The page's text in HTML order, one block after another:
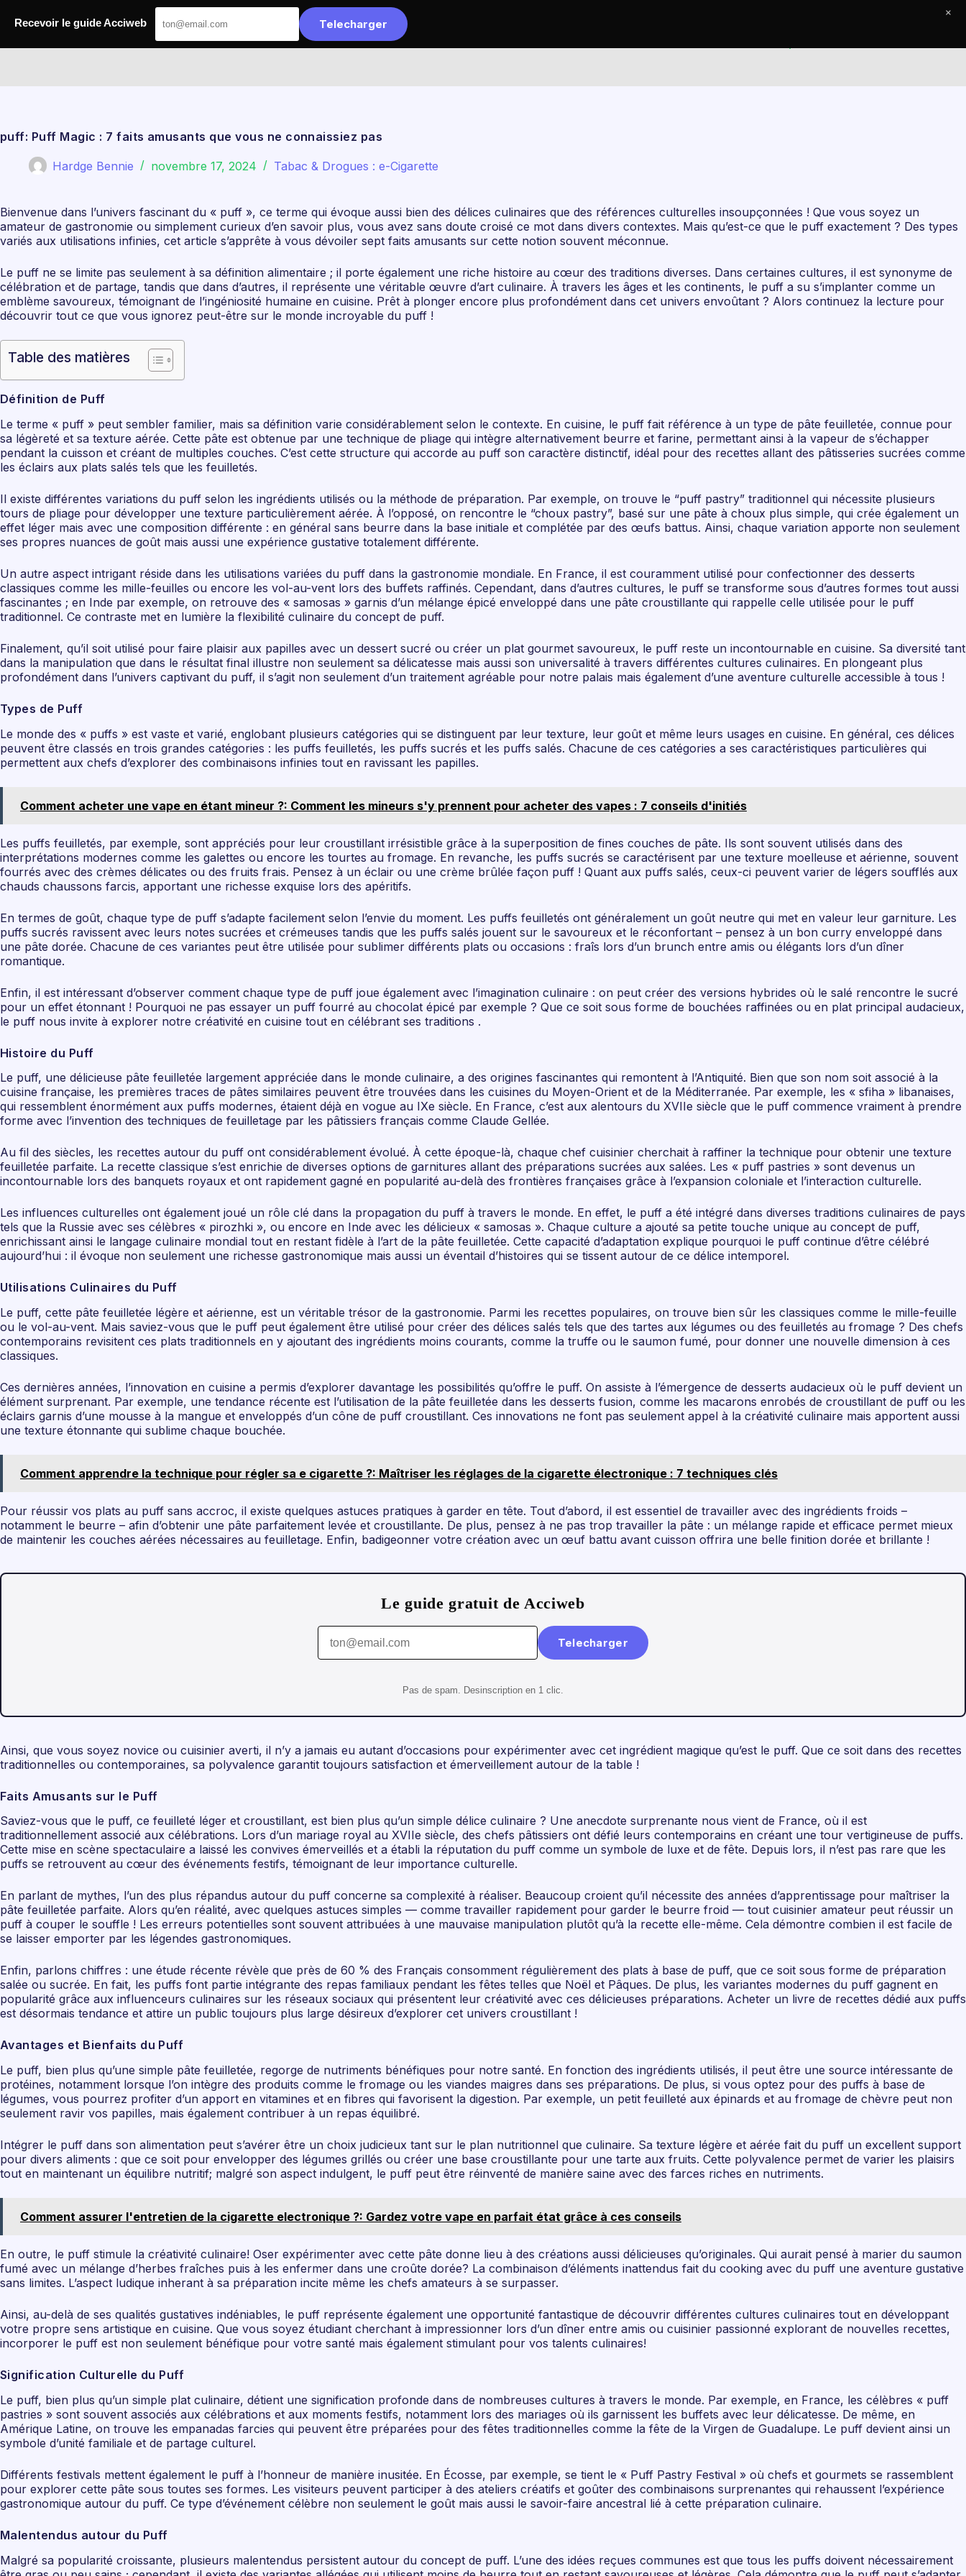
puff: Puff Magic : 7 faits amusants que vous ne connaissiez pas
Hardge Bennie novembre 17, 2024 Tabac & Drogues : e-Cigarette
Bienvenue dans l’univers fascinant du « puff », ce terme qui évoque aussi bien des délices culinaires que des références culturelles insoupçonnées ! Que vous soyez un
amateur de gastronomie ou simplement curieux d’en savoir plus, vous avez sans doute croisé ce mot dans divers contextes. Mais qu’est-ce que le puff exactement ? Des types
variés aux utilisations infinies, cet article s’apprête à vous dévoiler sept faits amusants sur cette notion souvent méconnue.
Le puff ne se limite pas seulement à sa définition alimentaire ; il porte également une riche histoire au cœur des traditions diverses. Dans certaines cultures, il est synonyme de
célébration et de partage, tandis que dans d’autres, il représente une véritable œuvre d’art culinaire. À travers les âges et les continents, le puff a su s’implanter comme un
emblème savoureux, témoignant de l’ingéniosité humaine en cuisine. Prêt à plonger encore plus profondément dans cet univers envoûtant ? Alors continuez la lecture pour
découvrir tout ce que vous ignorez peut-être sur le monde incroyable du puff !
Table des matières
Définition de Puff
Le terme « puff » peut sembler familier, mais sa définition varie considérablement selon le contexte. En cuisine, le puff fait référence à un type de pâte feuilletée, connue pour
sa légèreté et sa texture aérée. Cette pâte est obtenue par une technique de pliage qui intègre alternativement beurre et farine, permettant ainsi à la vapeur de s’échapper
pendant la cuisson et créant de multiples couches. C’est cette structure qui accorde au puff son caractère distinctif, idéal pour des recettes allant des pâtisseries sucrées comme
les éclairs aux plats salés tels que les feuilletés.
Il existe différentes variations du puff selon les ingrédients utilisés ou la méthode de préparation. Par exemple, on trouve le “puff pastry” traditionnel qui nécessite plusieurs
tours de pliage pour développer une texture particulièrement aérée. À l’opposé, on rencontre le “choux pastry”, basé sur une pâte à choux plus simple, qui crée également un
effet léger mais avec une composition différente : en général sans beurre dans la base initiale et complétée par des œufs battus. Ainsi, chaque variation apporte non seulement
ses propres nuances de goût mais aussi une expérience gustative totalement différente.
Un autre aspect intrigant réside dans les utilisations variées du puff dans la gastronomie mondiale. En France, il est couramment utilisé pour confectionner des desserts
classiques comme les mille-feuilles ou encore les vol-au-vent lors des buffets raffinés. Cependant, dans d’autres cultures, le puff se transforme sous d’autres formes tout aussi
fascinantes ; en Inde par exemple, on retrouve des « samosas » garnis d’un mélange épicé enveloppé dans une pâte croustillante qui rappelle celle utilisée pour le puff
traditionnel. Ce contraste met en lumière la flexibilité culinaire du concept de puff.
Finalement, qu’il soit utilisé pour faire plaisir aux papilles avec un dessert sucré ou créer un plat gourmet savoureux, le puff reste un incontournable en cuisine. Sa diversité tant
dans la manipulation que dans le résultat final illustre non seulement sa délicatesse mais aussi son universalité à travers différentes cultures culinaires. En plongeant plus
profondément dans l’univers captivant du puff, il s’agit non seulement d’un traitement agréable pour notre palais mais également d’une aventure culturelle accessible à tous !
Types de Puff
Le monde des « puffs » est vaste et varié, englobant plusieurs catégories qui se distinguent par leur texture, leur goût et même leurs usages en cuisine. En général, ces délices
peuvent être classés en trois grandes catégories : les puffs feuilletés, les puffs sucrés et les puffs salés. Chacune de ces catégories a ses caractéristiques particulières qui
permettent aux chefs d’explorer des combinaisons infinies tout en ravissant les papilles.
Comment acheter une vape en étant mineur ?: Comment les mineurs s'y prennent pour acheter des vapes : 7 conseils d'initiés
Les puffs feuilletés, par exemple, sont appréciés pour leur croustillant irrésistible grâce à la superposition de fines couches de pâte. Ils sont souvent utilisés dans des
interprétations modernes comme les galettes ou encore les tourtes au fromage. En revanche, les puffs sucrés se caractérisent par une texture moelleuse et aérienne, souvent
fourrés avec des crèmes délicates ou des fruits frais. Pensez à un éclair ou une crème brûlée façon puff ! Quant aux puffs salés, ceux-ci peuvent varier de légers soufflés aux
chauds chaussons farcis, apportant une richesse exquise lors des apéritifs.
En termes de goût, chaque type de puff s’adapte facilement selon l’envie du moment. Les puffs feuilletés ont généralement un goût neutre qui met en valeur leur garniture. Les
puffs sucrés ravissent avec leurs notes sucrées et crémeuses tandis que les puffs salés jouent sur le savoureux et le réconfortant – pensez à un bon curry enveloppé dans
une pâte dorée. Chacune de ces variantes peut être utilisée pour sublimer différents plats ou occasions : fraîs lors d’un brunch entre amis ou élégants lors d’un dîner
romantique.
Enfin, il est intéressant d’observer comment chaque type de puff joue également avec l’imagination culinaire : on peut créer des versions hybrides où le salé rencontre le sucré
pour un effet étonnant ! Pourquoi ne pas essayer un puff fourré au chocolat épicé par exemple ? Que ce soit sous forme de bouchées raffinées ou en plat principal audacieux,
le puff nous invite à explorer notre créativité en cuisine tout en célébrant ses traditions .
Histoire du Puff
Le puff, une délicieuse pâte feuilletée largement appréciée dans le monde culinaire, a des origines fascinantes qui remontent à l’Antiquité. Bien que son nom soit associé à la
cuisine française, les premières traces de pâtes similaires peuvent être trouvées dans les cuisines du Moyen-Orient et de la Méditerranée. Par exemple, les « sfiha » libanaises,
qui ressemblent énormément aux puffs modernes, étaient déjà en vogue au IXe siècle. En France, c’est aux alentours du XVIIe siècle que le puff commence vraiment à prendre
forme avec l’invention des techniques de feuilletage par les pâtissiers français comme Claude Gellée.
Au fil des siècles, les recettes autour du puff ont considérablement évolué. À cette époque-là, chaque chef cuisinier cherchait à raffiner la technique pour obtenir une texture
feuilletée parfaite. La recette classique s’est enrichie de diverses options de garnitures allant des préparations sucrées aux salées. Les « puff pastries » sont devenus un
incontournable lors des banquets royaux et ont rapidement gagné en popularité au-delà des frontières françaises grâce à l’expansion coloniale et l’interaction culturelle.
Les influences culturelles ont également joué un rôle clé dans la propagation du puff à travers le monde. En effet, le puff a été intégré dans diverses traditions culinaires de pays
tels que la Russie avec ses célèbres « pirozhki », ou encore en Inde avec les délicieux « samosas ». Chaque culture a ajouté sa petite touche unique au concept de puff,
enrichissant ainsi le langage culinaire mondial tout en restant fidèle à l’art de la pâte feuilletée. Cette capacité d’adaptation explique pourquoi le puff continue d’être célébré
aujourd’hui : il évoque non seulement une richesse gastronomique mais aussi un éventail d’histoires qui se tissent autour de ce délice intemporel.
Utilisations Culinaires du Puff
Le puff, cette pâte feuilletée légère et aérienne, est un véritable trésor de la gastronomie. Parmi les recettes populaires, on trouve bien sûr les classiques comme le mille-feuille
ou le vol-au-vent. Mais saviez-vous que le puff peut également être utilisé pour créer des délices salés tels que des tartes aux légumes ou des feuilletés au fromage ? Des chefs
contemporains revisitent ces plats traditionnels en y ajoutant des ingrédients moins courants, comme la truffe ou le saumon fumé, pour donner une nouvelle dimension à ces
classiques.
Ces dernières années, l’innovation en cuisine a permis d’explorer davantage les possibilités qu’offre le puff. On assiste à l’émergence de desserts audacieux où le puff devient un
élément surprenant. Par exemple, une tendance récente est l’utilisation de la pâte feuilletée dans les desserts fusion, comme les macarons enrobés de croustillant de puff ou les
éclairs garnis d’une mousse à la mangue et enveloppés d’un cône de puff croustillant. Ces innovations ne font pas seulement appel à la créativité culinaire mais apportent aussi
une texture étonnante qui sublime chaque bouchée.
Comment apprendre la technique pour régler sa e cigarette ?: Maîtriser les réglages de la cigarette électronique : 7 techniques clés
Pour réussir vos plats au puff sans accroc, il existe quelques astuces pratiques à garder en tête. Tout d’abord, il est essentiel de travailler avec des ingrédients froids –
notamment le beurre – afin d’obtenir une pâte parfaitement levée et croustillante. De plus, pensez à ne pas trop travailler la pâte : un mélange rapide et efficace permet mieux
de maintenir les couches aérées nécessaires au feuilletage. Enfin, badigeonner votre création avec un œuf battu avant cuisson offrira une belle finition dorée et brillante !
Le guide gratuit de Acciweb
Telecharger
Pas de spam. Desinscription en 1 clic.
Ainsi, que vous soyez novice ou cuisinier averti, il n’y a jamais eu autant d’occasions pour expérimenter avec cet ingrédient magique qu’est le puff. Que ce soit dans des recettes
traditionnelles ou contemporaines, sa polyvalence garantit toujours satisfaction et émerveillement autour de la table !
Faits Amusants sur le Puff
Saviez-vous que le puff, ce feuilleté léger et croustillant, est bien plus qu’un simple délice culinaire ? Une anecdote surprenante nous vient de France, où il est
traditionnellement associé aux célébrations. Lors d’un mariage royal au XVIIe siècle, des chefs pâtissiers ont défié leurs contemporains en créant une tour vertigineuse de puffs.
Cette mise en scène spectaculaire a laissé les convives émerveillés et a établi la réputation du puff comme un symbole de luxe et de fête. Depuis lors, il n’est pas rare que les
puffs se retrouvent au cœur des événements festifs, témoignant de leur importance culturelle.
En parlant de mythes, l’un des plus répandus autour du puff concerne sa complexité à réaliser. Beaucoup croient qu’il nécessite des années d’apprentissage pour maîtriser la
pâte feuilletée parfaite. Alors qu’en réalité, avec quelques astuces simples — comme travailler rapidement pour garder le beurre froid — tout cuisinier amateur peut réussir un
puff à couper le souffle ! Les erreurs potentielles sont souvent attribuées à une mauvaise manipulation plutôt qu’à la recette elle-même. Cela démontre combien il est facile de
se laisser emporter par les légendes gastronomiques.
Enfin, parlons chiffres : une étude récente révèle que près de 60 % des Français consomment régulièrement des plats à base de puff, que ce soit sous forme de préparation
salée ou sucrée. En fait, les puffs font partie intégrante des repas familiaux pendant les fêtes telles que Noël et Pâques. De plus, les variantes modernes du puff gagnent en
popularité grâce aux influenceurs culinaires sur les réseaux sociaux qui présentent leur créativité avec ces délicieuses préparations. Acheter un livre de recettes dédié aux puffs
est désormais tendance et attire un public toujours plus large désireux d’explorer cet univers croustillant !
Avantages et Bienfaits du Puff
Le puff, bien plus qu’une simple pâte feuilletée, regorge de nutriments bénéfiques pour notre santé. En fonction des ingrédients utilisés, il peut être une source intéressante de
protéines, notamment lorsque l’on intègre des produits comme le fromage ou les viandes maigres dans ses préparations. De plus, si vous optez pour des puffs à base de
légumes, vous pourrez profiter d’un apport en vitamines et en fibres qui favorisent la digestion. Par exemple, un petit feuilleté aux épinards et au fromage de chèvre peut non
seulement ravir vos papilles, mais également contribuer à un repas équilibré.
Intégrer le puff dans son alimentation peut s’avérer être un choix judicieux tant sur le plan nutritionnel que culinaire. Sa texture légère et aérée fait du puff un excellent support
pour divers aliments : que ce soit pour envelopper des légumes grillés ou créer une base croustillante pour une tarte aux fruits. Cette polyvalence permet de varier les plaisirs
tout en maintenant un équilibre nutritif; malgré son aspect indulgent, le puff peut être réinventé de manière saine avec des farces riches en nutriments.
Comment assurer l'entretien de la cigarette electronique ?: Gardez votre vape en parfait état grâce à ces conseils
En outre, le puff stimule la créativité culinaire! Oser expérimenter avec cette pâte donne lieu à des créations aussi délicieuses qu’originales. Qui aurait pensé à marier du saumon
fumé avec un mélange d’herbes fraîches puis à les enfermer dans une croûte dorée? La combinaison d’éléments inattendus fait du cooking avec du puff une aventure gustative
sans limites. L’aspect ludique inherant à sa préparation incite même les chefs amateurs à se surpasser.
Ainsi, au-delà de ses qualités gustatives indéniables, le puff représente également une opportunité fantastique de découvrir différentes cultures culinaires tout en développant
votre propre sens artistique en cuisine. Que vous soyez étudiant cherchant à impressionner lors d’un dîner entre amis ou cuisinier passionné explorant de nouvelles recettes,
incorporer le puff est non seulement bénéfique pour votre santé mais également stimulant pour vos talents culinaires!
Signification Culturelle du Puff
Le puff, bien plus qu’un simple plat culinaire, détient une signification profonde dans de nombreuses cultures à travers le monde. Par exemple, en France, les célèbres « puff
pastries » sont souvent associés aux célébrations et aux moments festifs, notamment lors des mariages où ils garnissent les buffets avec leur délicatesse. De même, en
Amérique Latine, on trouve les empanadas farcies qui peuvent être préparées pour des fêtes traditionnelles comme la fête de la Virgen de Guadalupe. Le puff devient ainsi un
symbole d’unité familiale et de partage culturel.
Différents festivals mettent également le puff à l’honneur de manière inusitée. En Écosse, par exemple, se tient le « Puff Pastry Festival » où chefs et gourmets se rassemblent
pour explorer cette pâte sous toutes ses formes. Les visiteurs peuvent participer à des ateliers créatifs et goûter des combinaisons surprenantes qui rehaussent l’expérience
gastronomique autour du puff. Ce type d’événement célèbre non seulement le goût mais aussi le savoir-faire ancestral lié à cette préparation culinaire.
Malentendus autour du Puff
Malgré sa popularité croissante, plusieurs malentendus persistent autour du concept de puff. L’une des idées reçues communes est que tous les puffs doivent nécessairement
Recevoir le guide Acciweb Telecharger
×